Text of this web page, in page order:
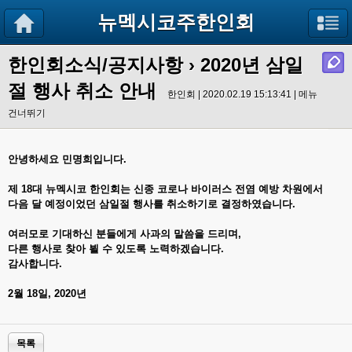
뉴멕시코주한인회
한인회소식/공지사항› 2020년 삼일
절 행사 취소 안내
한인회 | 2020.02.19 15:13:41 | 메뉴
건너뛰기
안녕하세요 민명희입니다.
제 18대 뉴멕시코 한인회는 신종 코로나 바이러스 전염 예방 차원에서
다음 달 예정이었던 삼일절 행사를 취소하기로 결정하였습니다.
여러모로 기대하신 분들에게 사과의 말씀을 드리며,
다른 행사로 찾아 뵐 수 있도록 노력하겠습니다.
감사합니다.
2월 18일, 2020년
목록